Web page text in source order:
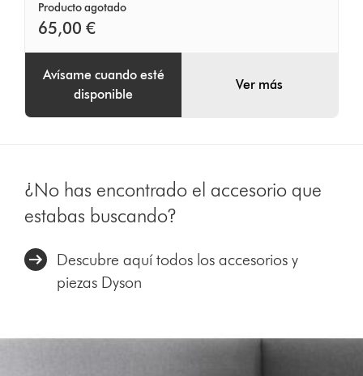
fácil
de
quitar
Producto agotado
65,00 €
Avísame cuando esté
disponible
Ver más
¿No has encontrado el accesorio que
estabas buscando?
Descubre aquí todos los accesorios y
piezas Dyson